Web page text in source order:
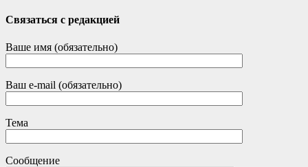
Связаться с редакцией
Ваше имя (обязательно)
Ваш e-mail (обязательно)
Тема
Сообщение